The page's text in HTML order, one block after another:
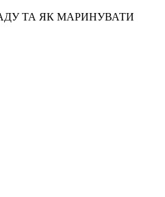
ТА ЯК МАРИНУВАТИ